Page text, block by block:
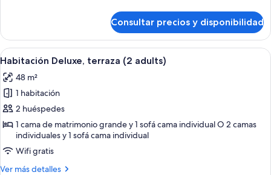
2
children)
Deluxe,
terraza
(1
+
2
children)
Consultar precios y disponibilidad
Abrir
todas
las
fotos
de
Habitación
Deluxe,
terraza
(2
Un balcón con mesa y sillas, con
5
Habitación Deluxe, terraza (2 adults)
48 m²
1 habitación
2 huéspedes
1 cama de matrimonio grande y 1 sofá cama individual O 2 camas
individuales y 1 sofá cama individual
Wifi gratis
Ver más detalles
Más